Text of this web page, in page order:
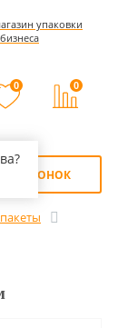
упаковки
0 0
ЗВОНОК